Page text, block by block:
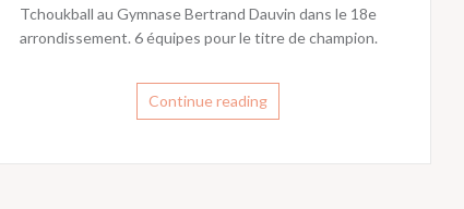
Tchoukball au Gymnase Bertrand Dauvin dans le 18e
arrondissement. 6 équipes pour le titre de champion.
Continue reading